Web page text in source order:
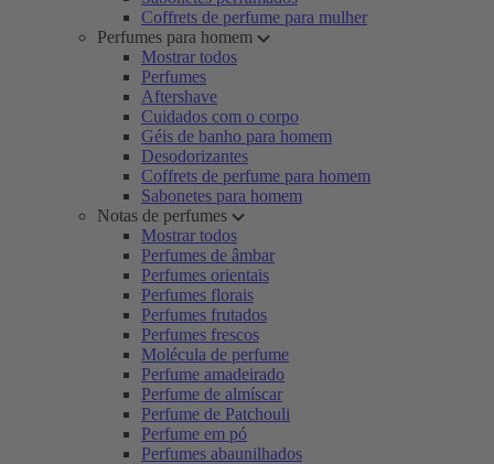
Coffrets de perfume para mulher
Perfumes para homem
Mostrar todos
Perfumes
Aftershave
Cuidados com o corpo
Géis de banho para homem
Desodorizantes
Coffrets de perfume para homem
Sabonetes para homem
Notas de perfumes
Mostrar todos
Perfumes de âmbar
Perfumes orientais
Perfumes florais
Perfumes frutados
Perfumes frescos
Molécula de perfume
Perfume amadeirado
Perfume de almíscar
Perfume de Patchouli
Perfume em pó
Perfumes abaunilhados